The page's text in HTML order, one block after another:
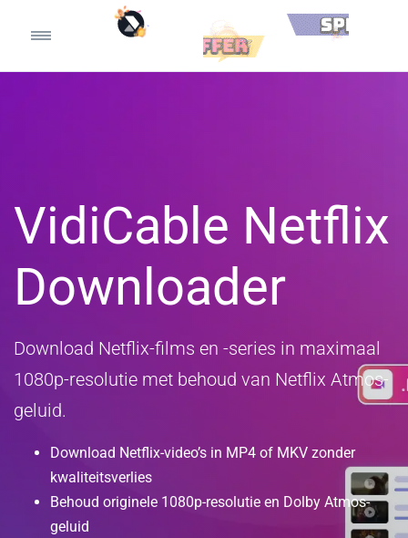
VidiCable Netflix
Downloader
Download Netflix-films en -series in maximaal
1080p-resolutie met behoud van Netflix Atmos-
geluid.
Download Netflix-video’s in MP4 of MKV zonder
kwaliteitsverlies
Behoud originele 1080p-resolutie en Dolby Atmos-
geluid